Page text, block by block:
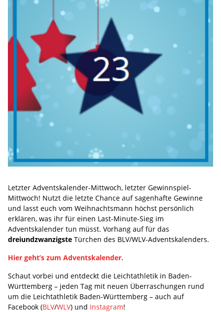
Letzter Adventskalender-Mittwoch, letzter Gewinnspiel-
Mittwoch! Nutzt die letzte Chance auf sagenhafte Gewinne
und lasst euch vom Weihnachtsmann höchst persönlich
erklären, was ihr für einen Last-Minute-Sieg im
Adventskalender tun müsst. Vorhang auf für das
dreiundzwanzigste Türchen des BLV/WLV-Adventskalenders.
Hier geht’s zum Adventskalender.
Schaut vorbei und entdeckt die Leichtathletik in Baden-
Württemberg – jeden Tag mit neuen Überraschungen rund
um die Leichtathletik Baden-Württemberg – auch auf
Facebook (BLV/WLV) und Instagram!